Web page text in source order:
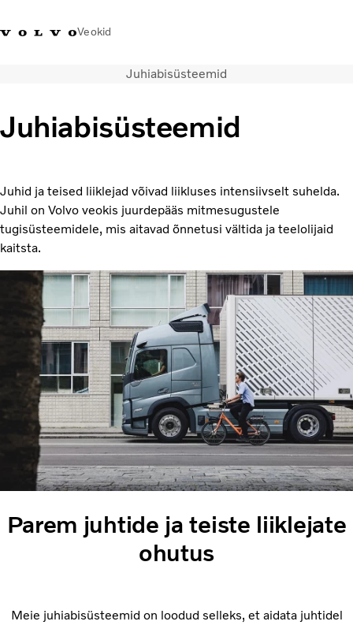
Veokid
Volvo Action
Volvo Merchandise
Teenused
KONTAKTID & ESINDUSED
Uudised
Meist
Juhiabisüsteemid
Juhiabisüsteemid
Juhid ja teised liiklejad võivad liikluses intensiivselt suhelda.
Juhil on Volvo veokis juurdepääs mitmesugustele
tugisüsteemidele, mis aitavad õnnetusi vältida ja teelolijaid
kaitsta.
Parem juhtide ja teiste liiklejate
ohutus
Meie juhiabisüsteemid on loodud selleks, et aidata juhtidel